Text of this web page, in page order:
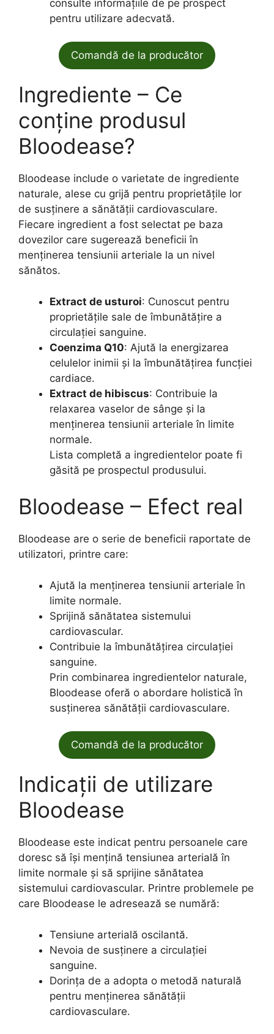
consulte informațiile de pe prospect
pentru utilizare adecvată.
Comandă de la producător
Ingrediente – Ce
conține produsul
Bloodease?
Bloodease include o varietate de ingrediente
naturale, alese cu grijă pentru proprietățile lor
de susținere a sănătății cardiovasculare.
Fiecare ingredient a fost selectat pe baza
dovezilor care sugerează beneficii în
menținerea tensiunii arteriale la un nivel
sănătos.
Extract de usturoi: Cunoscut pentru
proprietățile sale de îmbunătățire a
circulației sanguine.
Coenzima Q10: Ajută la energizarea
celulelor inimii și la îmbunătățirea funcției
cardiace.
Extract de hibiscus: Contribuie la
relaxarea vaselor de sânge și la
menținerea tensiunii arteriale în limite
normale.
Lista completă a ingredientelor poate fi
găsită pe prospectul produsului.
Bloodease – Efect real
Bloodease are o serie de beneficii raportate de
utilizatori, printre care:
Ajută la menținerea tensiunii arteriale în
limite normale.
Sprijină sănătatea sistemului
cardiovascular.
Contribuie la îmbunătățirea circulației
sanguine.
Prin combinarea ingredientelor naturale,
Bloodease oferă o abordare holistică în
susținerea sănătății cardiovasculare.
Comandă de la producător
Indicații de utilizare
Bloodease
Bloodease este indicat pentru persoanele care
doresc să își mențină tensiunea arterială în
limite normale și să sprijine sănătatea
sistemului cardiovascular. Printre problemele pe
care Bloodease le adresează se numără:
Tensiune arterială oscilantă.
Nevoia de susținere a circulației
sanguine.
Dorința de a adopta o metodă naturală
pentru menținerea sănătății
cardiovasculare.